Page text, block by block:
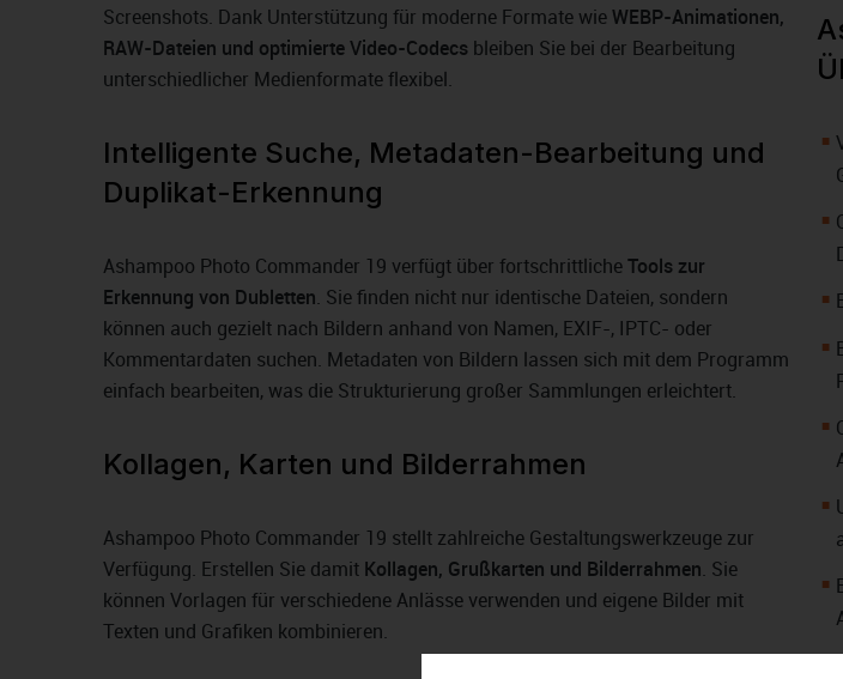
Screenshots. Dank Unterstützung für moderne Formate wieWEBP-Animationen,
RAW-Dateien und optimierte Video-Codecs bleiben Sie bei der Bearbeitung
unterschiedlicher Medienformate flexibel.
Intelligente Suche, Metadaten-Bearbeitung und
Duplikat-Erkennung
Ashampoo Photo Commander 19 verfügt über fortschrittlicheTools zur
Erkennung von Dubletten. Sie finden nicht nur identische Dateien, sondern
können auch gezielt nach Bildern anhand von Namen, EXIF-, IPTC- oder
Kommentardaten suchen. Metadaten von Bildern lassen sich mit dem Programm
einfach bearbeiten, was die Strukturierung großer Sammlungen erleichtert.
Kollagen, Karten und Bilderrahmen
Ashampoo Photo Commander 19 stellt zahlreiche Gestaltungswerkzeuge zur
Verfügung. Erstellen Sie damit Kollagen, Grußkarten und Bilderrahmen. Sie
können Vorlagen für verschiedene Anlässe verwenden und eigene Bilder mit
Texten und Grafiken kombinieren.